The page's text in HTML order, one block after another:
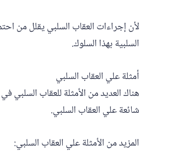
لأن إجراءات العقاب السلبي يقلل من
السلبية بهذا السلوك.
أمثلة علي العقاب السلبي
هناك العديد من الأمثلة للعقاب السلبي
شائعة علي العقاب السلبي.
المزيد من الأمثلة علي العقاب السلبي: